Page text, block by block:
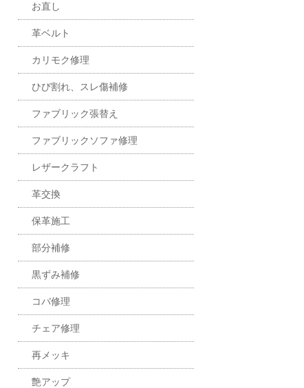
お直し
革ベルト
カリモク修理
ひび割れ、スレ傷補修
ファブリック張替え
ファブリックソファ修理
レザークラフト
革交換
保革施工
部分補修
黒ずみ補修
コバ修理
チェア修理
再メッキ
艶アップ